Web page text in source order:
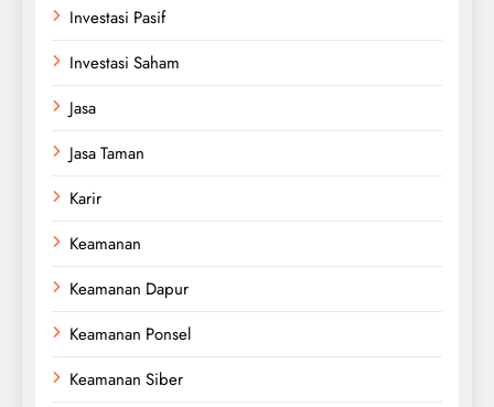
Investasi Pasif
Investasi Saham
Jasa
Jasa Taman
Karir
Keamanan
Keamanan Dapur
Keamanan Ponsel
Keamanan Siber